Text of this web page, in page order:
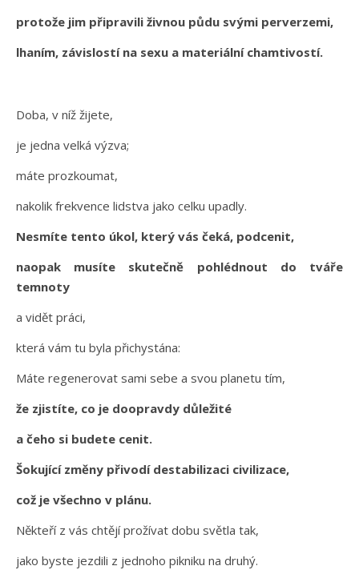
protože jim připravili živnou půdu svými perverzemi,
lhaním, závislostí na sexu a materiální chamtivostí.
Doba, v níž žijete,
je jedna velká výzva;
máte prozkoumat,
nakolik frekvence lidstva jako celku upadly.
Nesmíte tento úkol, který vás čeká, podcenit,
naopak musíte skutečně pohlédnout do tváře
temnoty
a vidět práci,
která vám tu byla přichystána:
Máte regenerovat sami sebe a svou planetu tím,
že zjistíte, co je doopravdy důležité
a čeho si budete cenit.
Šokující změny přivodí destabilizaci civilizace,
což je všechno v plánu.
Někteří z vás chtějí prožívat dobu světla tak,
jako byste jezdili z jednoho pikniku na druhý.